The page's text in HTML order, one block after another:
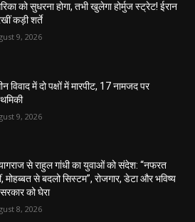
को सुधरना होगा, तभी खुलेगा होर्मुज स्ट्रेट! ईरान
कड़ी शर्ते
9, 2026
विवाद में दो पक्षों में मारपीट, 17 नामजद पर
9, 2026
से राहुल गांधी का युवाओं को संदेश: “नफरत
मोहब्बत से बदलो सिस्टम”, रोजगार, डेटा और भविष्य
को घेरा
8, 2026